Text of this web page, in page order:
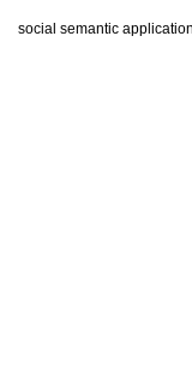
social semantic